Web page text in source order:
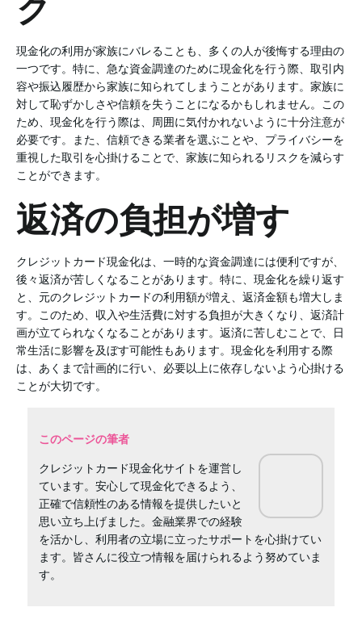
現金化の利用が家族にバレることも、多くの人が後悔する理由の
一つです。特に、急な資金調達のために現金化を行う際、取引内
容や振込履歴から家族に知られてしまうことがあります。家族に
対して恥ずかしさや信頼を失うことになるかもしれません。この
ため、現金化を行う際は、周囲に気付かれないように十分注意が
必要です。また、信頼できる業者を選ぶことや、プライバシーを
重視した取引を心掛けることで、家族に知られるリスクを減らす
ことができます。
返済の負担が増す
クレジットカード現金化は、一時的な資金調達には便利ですが、
後々返済が苦しくなることがあります。特に、現金化を繰り返す
と、元のクレジットカードの利用額が増え、返済金額も増大しま
す。このため、収入や生活費に対する負担が大きくなり、返済計
画が立てられなくなることがあります。返済に苦しむことで、日
常生活に影響を及ぼす可能性もあります。現金化を利用する際
は、あくまで計画的に行い、必要以上に依存しないよう心掛ける
ことが大切です。
このページの筆者
クレジットカード現金化サイトを運営し
ています。安心して現金化できるよう、
正確で信頼性のある情報を提供したいと
思い立ち上げました。金融業界での経験
を活かし、利用者の立場に立ったサポートを心掛けてい
ます。皆さんに役立つ情報を届けられるよう努めていま
す。